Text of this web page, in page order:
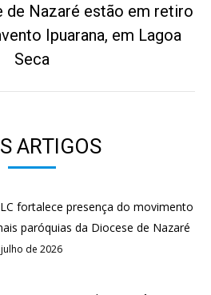
Próximo
post:
de Nazaré estão em retiro
Ipuarana, em Lagoa
Seca
ARTIGOS
fortalece presença do movimento
paróquias da Diocese de Nazaré
de 2026